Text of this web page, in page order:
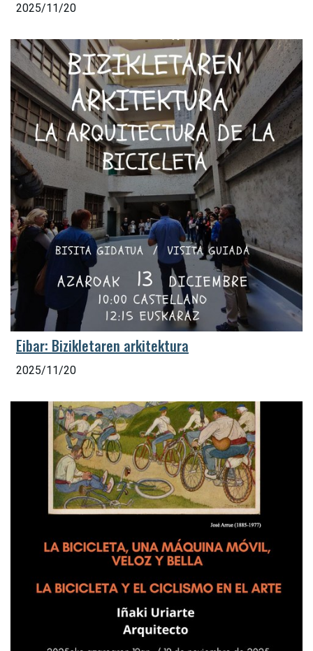
2025/11/20
Eibar: Bizikletaren arkitektura
2025/11/20